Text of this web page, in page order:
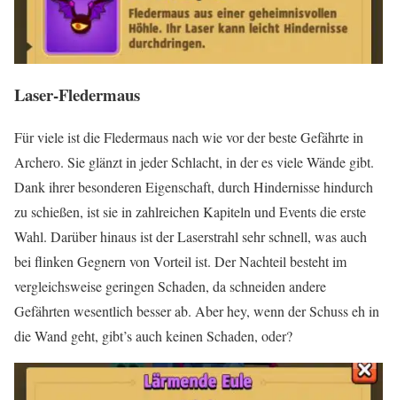
Laser-Fledermaus
Für viele ist die Fledermaus nach wie vor der beste Gefährte in
Archero. Sie glänzt in jeder Schlacht, in der es viele Wände gibt.
Dank ihrer besonderen Eigenschaft, durch Hindernisse hindurch
zu schießen, ist sie in zahlreichen Kapiteln und Events die erste
Wahl. Darüber hinaus ist der Laserstrahl sehr schnell, was auch
bei flinken Gegnern von Vorteil ist. Der Nachteil besteht im
vergleichsweise geringen Schaden, da schneiden andere
Gefährten wesentlich besser ab. Aber hey, wenn der Schuss eh in
die Wand geht, gibt’s auch keinen Schaden, oder?